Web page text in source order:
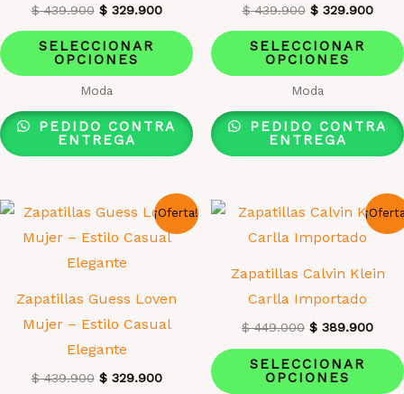
$439.900 El
original
era:
$ 439.900.
$329.900El
actual
$ 329.900.
SELECCIONAR
OPCIONES
Este
producto
múltiples
variantes.
se
producto
Moda
PEDIDO CONTRA
ENTREGA
$439.900 El
original
era:
$ 439.900.
$329.900El
$
SELECCIONAR
OPCIONES
Moda
PEDIDO CONTRA
ENTREGA
¡Oferta!
Zapatillas Guess Loven
Mujer – Estilo Casual
Elegante
$439.900 El
$329.900El
Zapatillas Calvin Klein
Carlla Importado
$449.000 El
original
era:
$ 389.900El
SELECCIONAR
OPCIONES